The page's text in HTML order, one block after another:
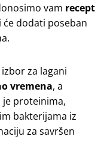
vam recept
će dodati poseban
za lagani
vremena, a
je proteinima,
bakterijama iz
za savršen